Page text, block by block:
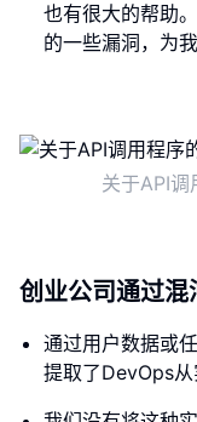
也有很大的帮助
的一些漏洞，为
关于API调
创业公司通过
通过用户数据或
提取了DevOps从